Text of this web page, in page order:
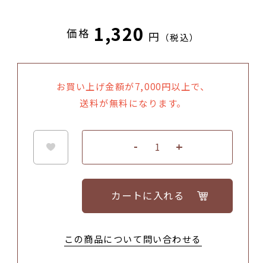
価格 1,320 円 （税込）
お買い上げ金額が7,000円以上で、
送料が無料になります。
カートに入れる
この商品について問い合わせる